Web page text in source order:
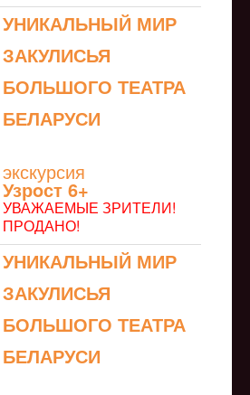
УНИКАЛЬНЫЙ МИР
ЗАКУЛИСЬЯ
БОЛЬШОГО ТЕАТРА
БЕЛАРУСИ
экскурсия
Узрoст 6+
УВАЖАЕМЫЕ ЗРИТЕЛИ!
ПРОДАНО!
УНИКАЛЬНЫЙ МИР
ЗАКУЛИСЬЯ
БОЛЬШОГО ТЕАТРА
БЕЛАРУСИ